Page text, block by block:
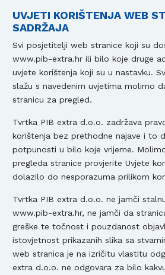
UVJETI KORIŠTENJA WEB
SADRŽAJA
Svi posjetitelji web stranice koji su
www.pib-extra.hr ili bilo koje druge
uvjete korištenja koji su u nastavku.
slažu s navedenim uvjetima molimo
stranicu za pregled.
Tvrtka PIB extra d.o.o. zadržava
korištenja bez prethodne najave i to
potpunosti u bilo koje vrijeme.
pregleda stranice provjerite Uvjete
dolazilo do nesporazuma prilikom
Tvrtka PIB extra d.o.o. ne jamči
www.pib-extra.hr, ne jamči da
greške te točnost i pouzdanost
istovjetnost prikazanih slika sa
web stranica je na izričitu vlastitu
extra d.o.o. ne odgovara za bilo